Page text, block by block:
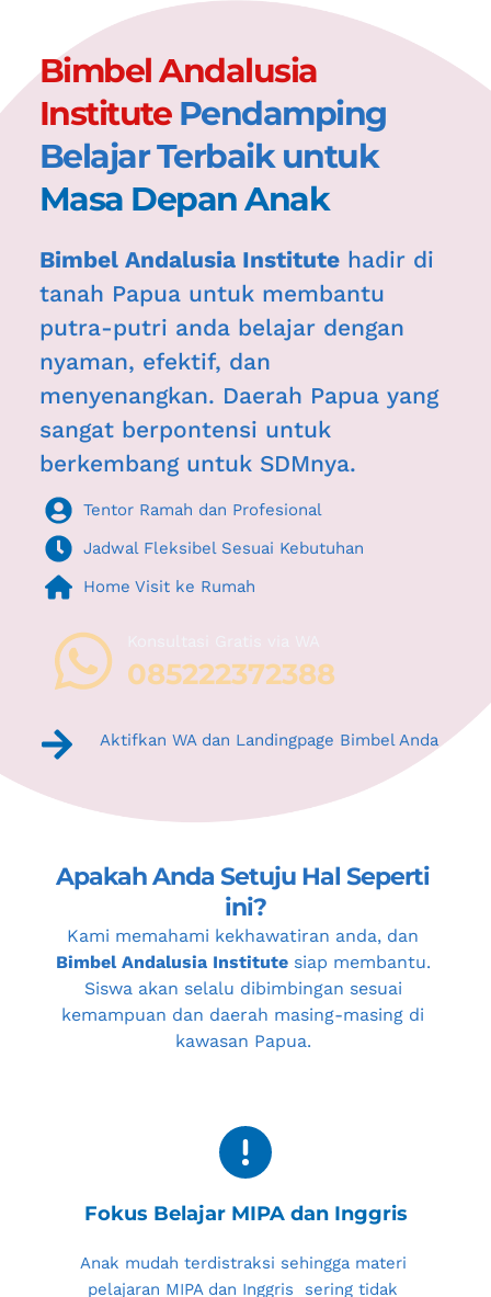
Bimbel Andalusia
Institute Pendamping
Belajar Terbaik untuk
Masa Depan Anak
Bimbel Andalusia Institute hadir di
tanah Papua untuk membantu
putra-putri anda belajar dengan
nyaman, efektif, dan
menyenangkan. Daerah Papua yang
sangat berpontensi untuk
berkembang untuk SDMnya.
Tentor Ramah dan Profesional
Jadwal Fleksibel Sesuai Kebutuhan
Home Visit ke Rumah
085222372388
Aktifkan WA dan Landingpage Bimbel Anda
Apakah Anda Setuju Hal Seperti
ini?
Bimbel Andalusia Institute siap membantu.
Siswa akan selalu dibimbingan sesuai
kemampuan dan daerah masing-masing di
kawasan Papua.
Fokus Belajar MIPA dan Inggris
Anak mudah terdistraksi sehingga materi
pelajaran MIPA dan Inggris  sering tidak